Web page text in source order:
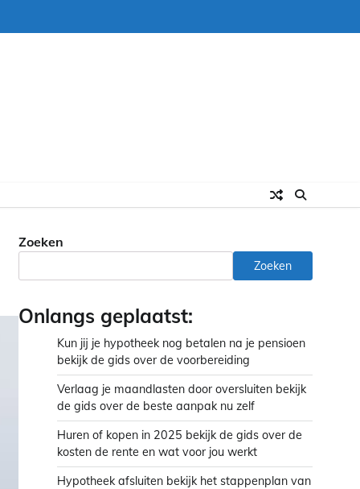
Zoeken
Zoeken
Onlangs geplaatst:
Kun jij je hypotheek nog betalen na je pensioen
bekijk de gids over de voorbereiding
Verlaag je maandlasten door oversluiten bekijk
de gids over de beste aanpak nu zelf
Huren of kopen in 2025 bekijk de gids over de
kosten de rente en wat voor jou werkt
Hypotheek afsluiten bekijk het stappenplan van